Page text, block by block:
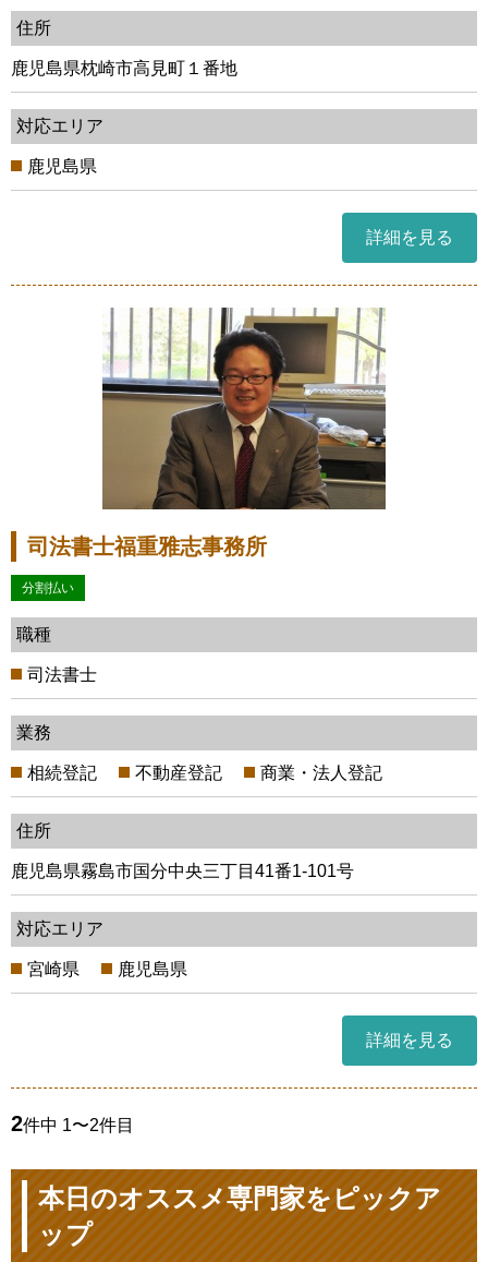
住所
鹿児島県枕崎市高見町１番地
対応エリア
鹿児島県
詳細を見る
司法書士福重雅志事務所
分割払い
職種
司法書士
業務
相続登記 不動産登記 商業・法人登記
住所
鹿児島県霧島市国分中央三丁目41番1-101号
対応エリア
宮崎県 鹿児島県
詳細を見る
2件中 1〜2件目
本日のオススメ専門家をピックア
ップ